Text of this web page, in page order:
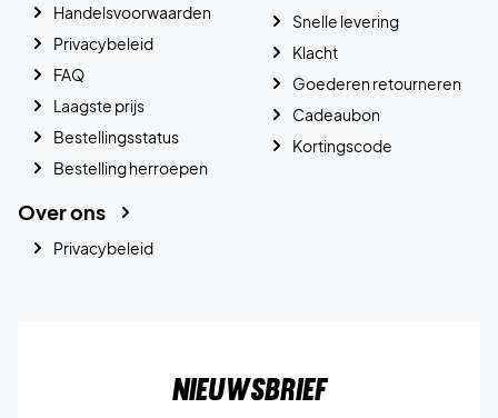
Handelsvoorwaarden
Privacybeleid
FAQ
Laagste prijs
Bestellingsstatus
Bestelling herroepen
Snelle levering
Klacht
Goederen retourneren
Cadeaubon
Kortingscode
Over ons
Privacybeleid
Nieuwsbrief